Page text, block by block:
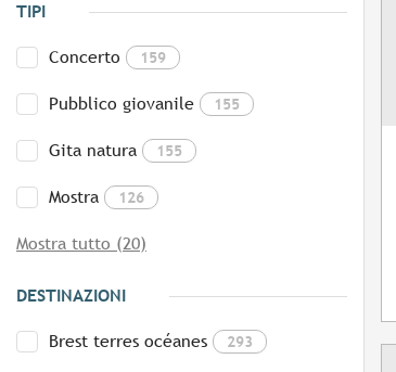
TIPI
Concerto 159
Pubblico giovanile 155
Gita natura 155
Mostra 126
Mostra tutto (20)
DESTINAZIONI
Brest terres océanes 293